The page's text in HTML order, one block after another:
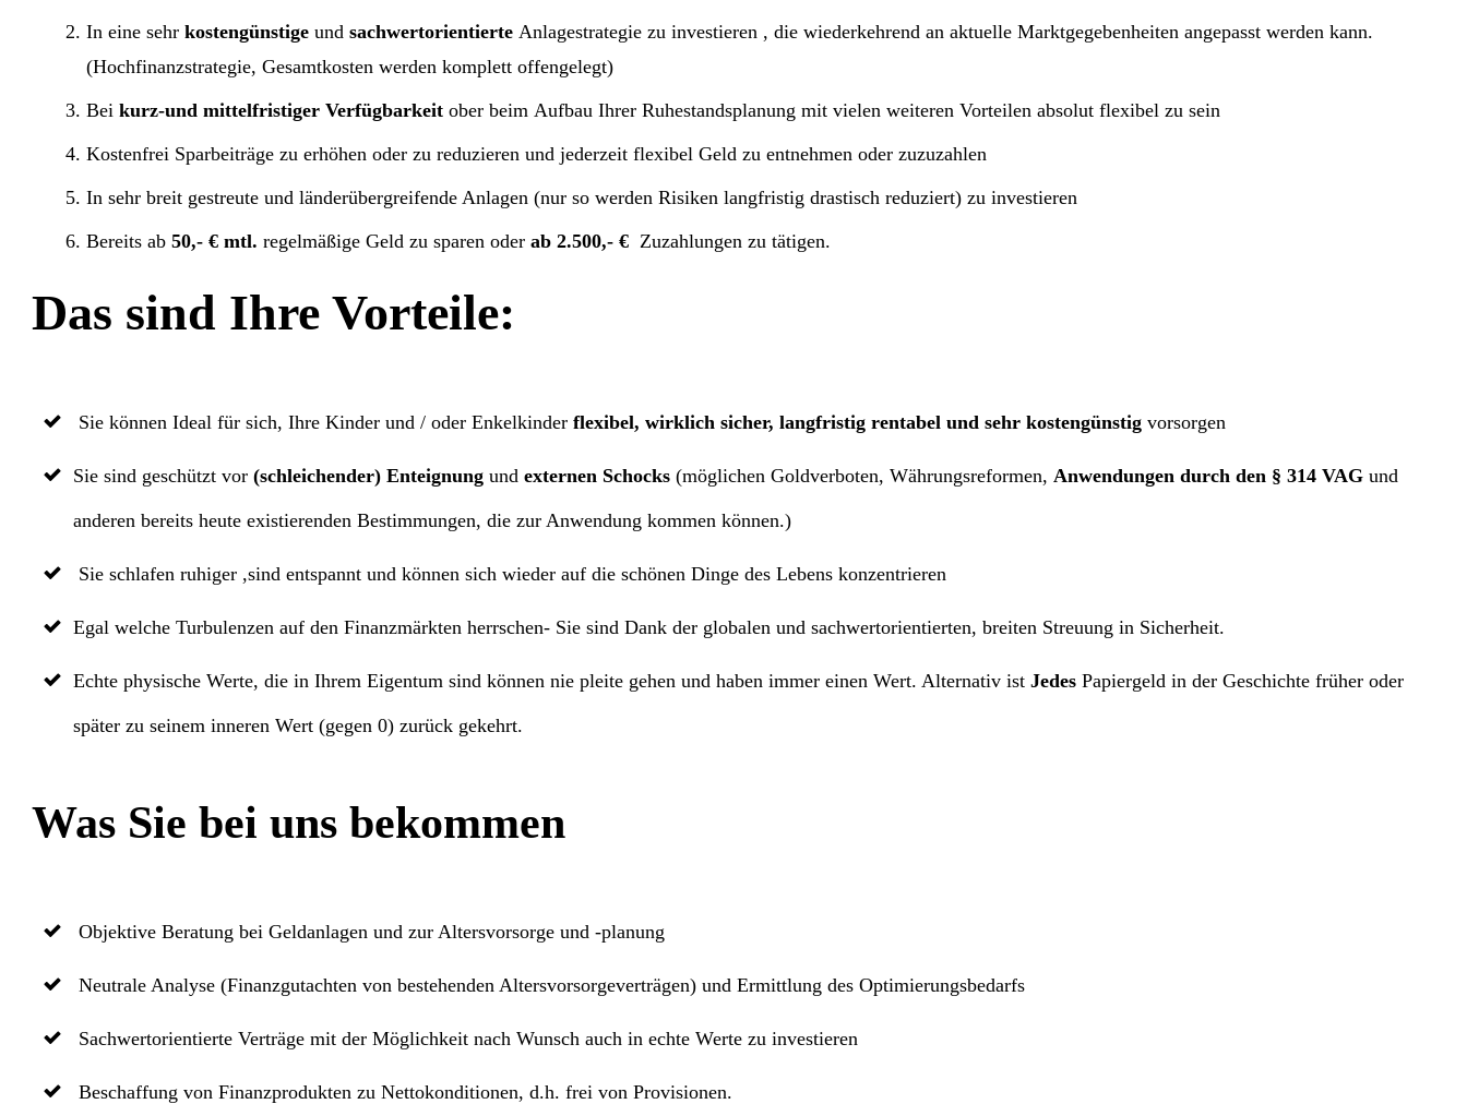
In eine sehr kostengünstige und sachwertorientierte Anlagestrategie zu investieren , die wiederkehrend an aktuelle Marktgegebenheiten angepasst werden kann.
(Hochfinanzstrategie, Gesamtkosten werden komplett offengelegt)
Bei kurz-und mittelfristiger Verfügbarkeit ober beim Aufbau Ihrer Ruhestandsplanung mit vielen weiteren Vorteilen absolut flexibel zu sein
Kostenfrei Sparbeiträge zu erhöhen oder zu reduzieren und jederzeit flexibel Geld zu entnehmen oder zuzuzahlen
In sehr breit gestreute und länderübergreifende Anlagen (nur so werden Risiken langfristig drastisch reduziert) zu investieren
Bereits ab 50,- € mtl. regelmäßige Geld zu sparen oder ab 2.500,- € Zuzahlungen zu tätigen.
Das sind Ihre Vorteile:
Sie können Ideal für sich, Ihre Kinder und / oder Enkelkinder flexibel, wirklich sicher, langfristig rentabel und sehr kostengünstig vorsorgen
Sie sind geschützt vor (schleichender) Enteignung und externen Schocks (möglichen Goldverboten, Währungsreformen, Anwendungen durch den § 314 VAG und
anderen bereits heute existierenden Bestimmungen, die zur Anwendung kommen können.)
Sie schlafen ruhiger ,sind entspannt und können sich wieder auf die schönen Dinge des Lebens konzentrieren
Egal welche Turbulenzen auf den Finanzmärkten herrschen- Sie sind Dank der globalen und sachwertorientierten, breiten Streuung in Sicherheit.
Echte physische Werte, die in Ihrem Eigentum sind können nie pleite gehen und haben immer einen Wert. Alternativ ist Jedes Papiergeld in der Geschichte früher oder
später zu seinem inneren Wert (gegen 0) zurück gekehrt.
Was Sie bei uns bekommen
Objektive Beratung bei Geldanlagen und zur Altersvorsorge und -planung
Neutrale Analyse (Finanzgutachten von bestehenden Altersvorsorgeverträgen) und Ermittlung des Optimierungsbedarfs
Sachwertorientierte Verträge mit der Möglichkeit nach Wunsch auch in echte Werte zu investieren
Beschaffung von Finanzprodukten zu Nettokonditionen, d.h. frei von Provisionen.